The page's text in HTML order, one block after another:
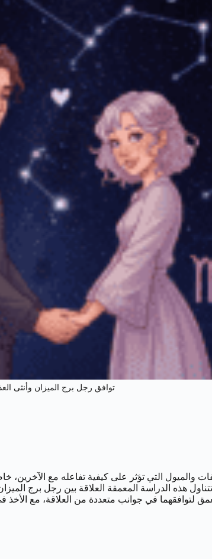
توافق رجل برج الميزان وأنثى
التي تؤثر على كيفية تفاعله مع الآخرين،
هذه الدراسة المعمقة العلاقة بين رجل برج
لتوافقهما في جوانب متعددة من العلاقة، مع الأخذ